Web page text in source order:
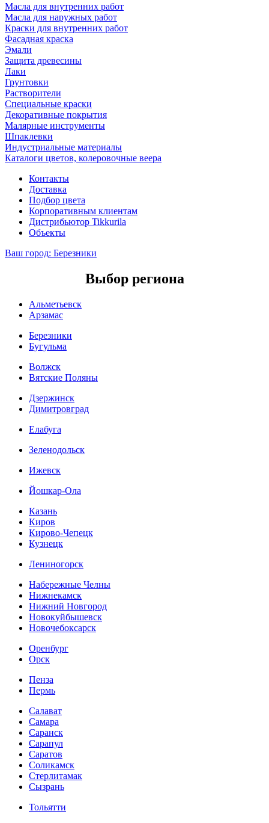
Масла для внутренних работ
Масла для наружных работ
Краски для внутренних работ
Фасадная краска
Эмали
Защита древесины
Лаки
Грунтовки
Растворители
Специальные краски
Декоративные покрытия
Малярные инструменты
Шпаклевки
Индустриальные материалы
Каталоги цветов, колеровочные веера
Контакты
Доставка
Подбор цвета
Корпоративным клиентам
Дистрибьютор Tikkurila
Объекты
Ваш город: Березники
Выбор региона
Альметьевск
Арзамас
Березники
Бугульма
Волжск
Вятские Поляны
Дзержинск
Димитровград
Елабуга
Зеленодольск
Ижевск
Йошкар-Ола
Казань
Киров
Кирово-Чепецк
Кузнецк
Лениногорск
Набережные Челны
Нижнекамск
Нижний Новгород
Новокуйбышевск
Новочебоксарск
Оренбург
Орск
Пенза
Пермь
Салават
Самара
Саранск
Сарапул
Саратов
Соликамск
Стерлитамак
Сызрань
Тольятти